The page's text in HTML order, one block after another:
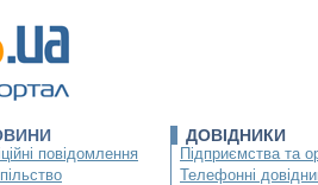
повідомлення
ДОВІДНИКИ
Підприємства та
Телефонні